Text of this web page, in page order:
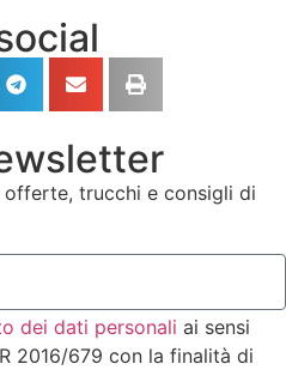
trucchi e consigli di
dei dati personali ai sensi
2016/679 con la finalità di